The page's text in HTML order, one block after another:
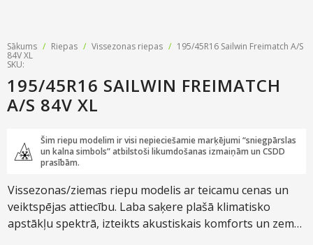
Sākums / Riepas / Vissezonas riepas / 195/45R16 Sailwin Freimatch A/S
84V XL
SKU:
195/45R16 SAILWIN FREIMATCH
A/S 84V XL
Šim riepu modelim ir visi nepieciešamie marķējumi “sniegpārslas
un kalna simbols” atbilstoši likumdošanas izmaiņām un CSDD
prasībām.
Vissezonas/ziemas riepu modelis ar teicamu cenas un
veiktspējas attiecību. Laba saķere plašā klimatisko
apstākļu spektrā, izteikts akustiskais komforts un zems